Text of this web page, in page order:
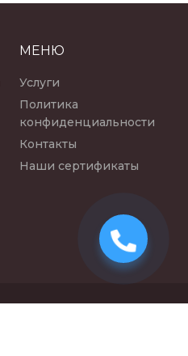
МЕНЮ
Услуги
Политика
конфиденциальности
Контакты
Наши сертификаты